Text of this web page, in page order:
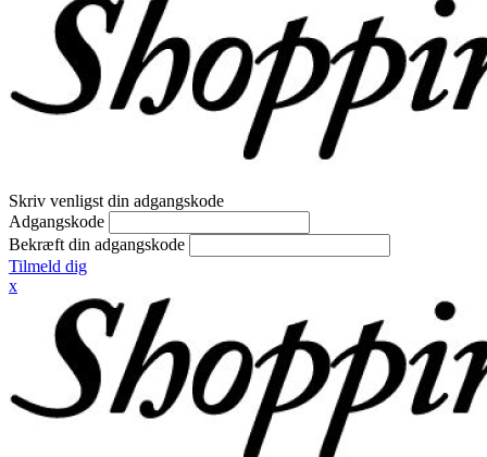
Skriv venligst din adgangskode
Adgangskode
Bekræft din adgangskode
Tilmeld dig
x